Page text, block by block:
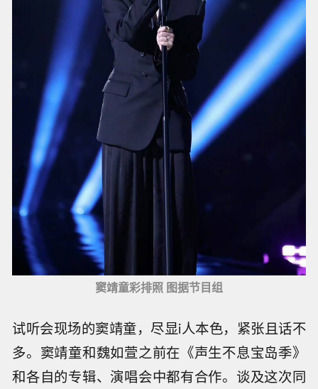
窦靖童彩排照 图据节目组
试听会现场的窦靖童，尽显i人本色，紧张且话不
多。窦靖童和魏如萱之前在《声生不息宝岛季》
和各自的专辑、演唱会中都有合作。谈及这次同